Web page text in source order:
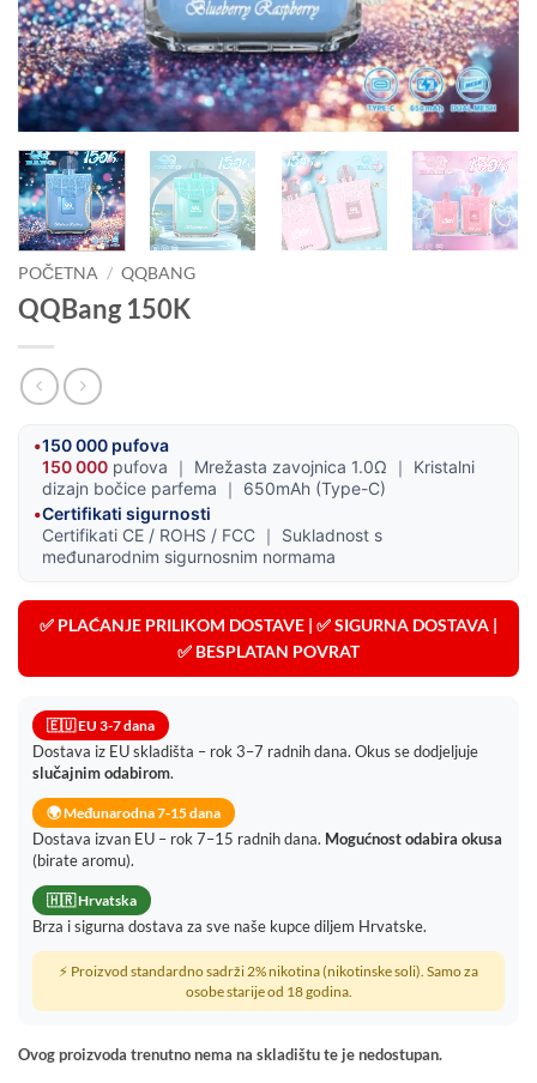
POČETNA / QQBANG
QQBang 150K
•150 000 pufova
150 000 pufova ｜ Mrežasta zavojnica 1.0Ω ｜ Kristalni
dizajn bočice parfema ｜ 650mAh (Type-C)
•Certifikati sigurnosti
Certifikati CE / ROHS / FCC ｜ Sukladnost s
međunarodnim sigurnosnim normama
✅ PLAĆANJE PRILIKOM DOSTAVE | ✅ SIGURNA DOSTAVA |
✅ BESPLATAN POVRAT
🇪🇺 EU 3-7 dana
Dostava iz EU skladišta – rok 3–7 radnih dana. Okus se dodjeljuje
slučajnim odabirom.
🌍 Međunarodna 7-15 dana
Dostava izvan EU – rok 7–15 radnih dana. Mogućnost odabira okusa
(birate aromu).
🇭🇷 Hrvatska
Brza i sigurna dostava za sve naše kupce diljem Hrvatske.
⚡ Proizvod standardno sadrži 2% nikotina (nikotinske soli). Samo za
osobe starije od 18 godina.
Ovog proizvoda trenutno nema na skladištu te je nedostupan.